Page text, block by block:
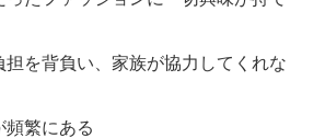
担を背負い、家族が協力してくれな
頻繁にある